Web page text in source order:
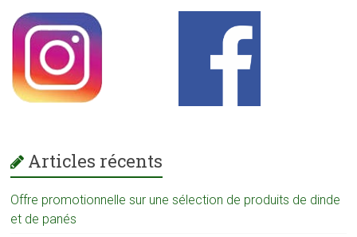
Articles récents
Offre promotionnelle sur une sélection de produits de dinde
et de panés